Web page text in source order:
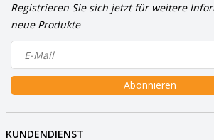
Registrieren Sie sich jetzt für weitere
neue Produkte
Abonnieren
KUNDENDIENST